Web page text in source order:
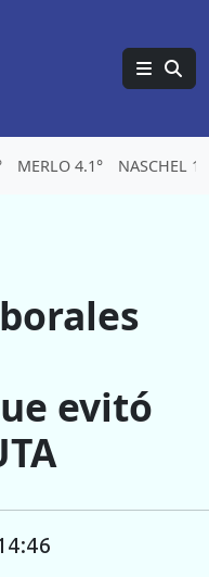
MERLO 4.1° NASCHEL
evitó